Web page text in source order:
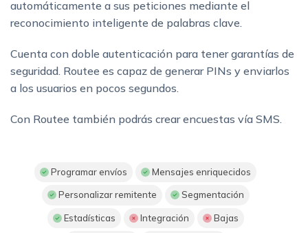
automáticamente a sus peticiones mediante el
reconocimiento inteligente de palabras clave.
Cuenta con doble autenticación para tener garantías de
seguridad. Routee es capaz de generar PINs y enviarlos
a los usuarios en pocos segundos.
Con Routee también podrás crear encuestas vía SMS.
Programar envíos Mensajes enriquecidos
Personalizar remitente Segmentación
Estadísticas Integración Bajas